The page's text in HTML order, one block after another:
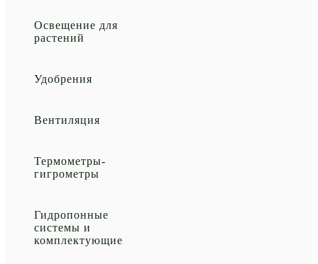
Освещение для
растений
Удобрения
Вентиляция
Термометры-
гигрометры
Гидропонные
системы и
комплектующие